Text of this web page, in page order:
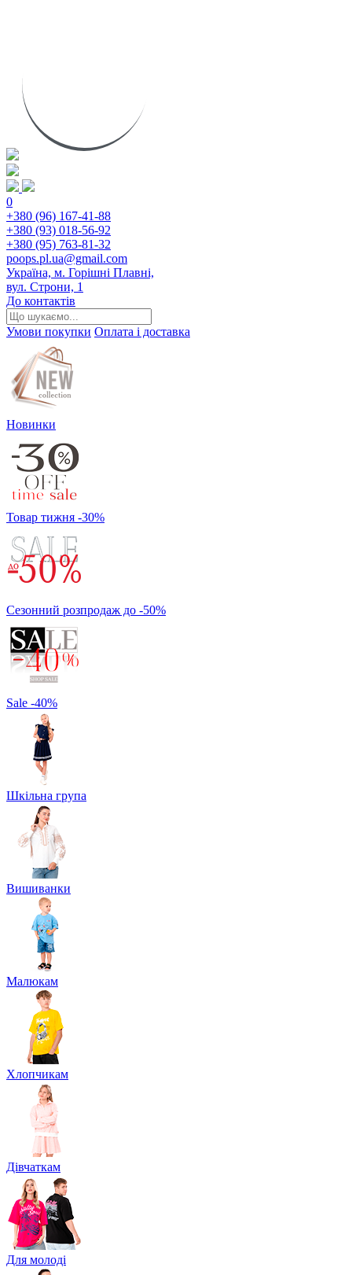
0
+380 (96) 167-41-88
+380 (93) 018-56-92
+380 (95) 763-81-32
poops.pl.ua@gmail.com
Україна, м. Горішні Плавні,
вул. Строни, 1
До контактів
Умови покупки Оплата і доставка
Новинки
Товар тижня -30%
Сезонний розпродаж до -50%
Sale -40%
Шкільна група
Вишиванки
Малюкам
Хлопчикам
Дівчаткам
Для молоді